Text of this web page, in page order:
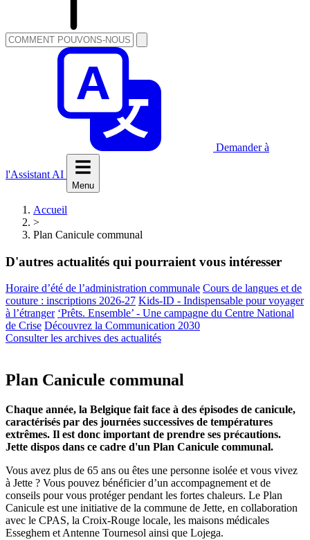
Demander à
l'Assistant AI
Menu
Accueil
>
Plan Canicule communal
D'autres actualités qui pourraient vous intéresser
Horaire d’été de l’administration communale Cours de langues et de
couture : inscriptions 2026-27 Kids-ID - Indispensable pour voyager
à l’étranger ‘Prêts. Ensemble’ - Une campagne du Centre National
de Crise Découvrez la Communication 2030
Consulter les archives des actualités
Plan Canicule communal
Chaque année, la Belgique fait face à des épisodes de canicule,
caractérisés par des journées successives de températures
extrêmes. Il est donc important de prendre ses précautions.
Jette dispos dans ce cadre d'un Plan Canicule communal.
Vous avez plus de 65 ans ou êtes une personne isolée et vous vivez
à Jette ? Vous pouvez bénéficier d’un accompagnement et de
conseils pour vous protéger pendant les fortes chaleurs. Le Plan
Canicule est une initiative de la commune de Jette, en collaboration
avec le CPAS, la Croix-Rouge locale, les maisons médicales
Esseghem et Antenne Tournesol ainsi que Lojega.